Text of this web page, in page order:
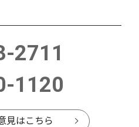
2711
1120
見はこちら